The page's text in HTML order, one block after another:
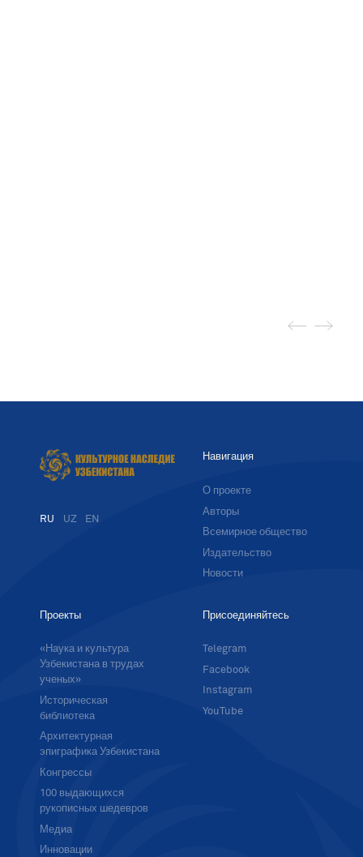
RU UZ EN
Навигация
О проекте
Авторы
Всемирное общество
Издательство
Новости
Проекты
«Наука и культура
Узбекистана в трудах
ученых»
Историческая
библиотека
Архитектурная
эпиграфика Узбекистана
Конгрессы
100 выдающихся
рукописных шедевров
Медиа
Инновации
Присоединяйтесь
Telegram
Facebook
Instagram
YouTube